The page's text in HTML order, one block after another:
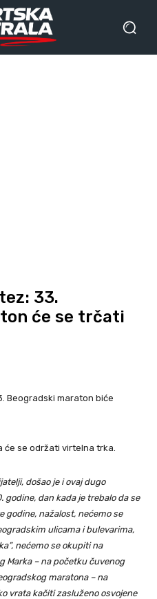
33.
će se trčati
Beogradski maraton biće
će se održati virtelna trka.
došao je i ovaj dugo
godine, dan kada je trebalo da se
godine, nažalost, nećemo se
ulicama i bulevarima,
nećemo se okupiti na
Marka – na početku čuvenog
maratona – na
vrata kačiti zasluženo osvojene